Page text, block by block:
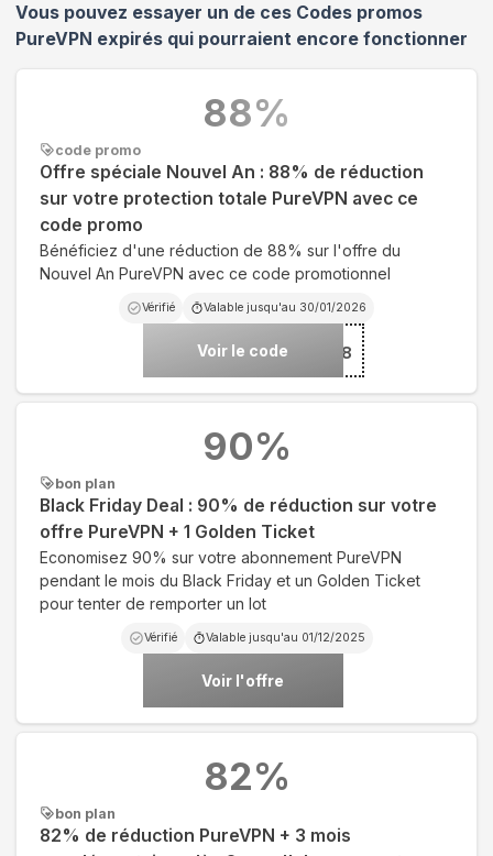
Vous pouvez essayer un de ces Codes promos
PureVPN expirés qui pourraient encore fonctionner
code promo
Offre spéciale Nouvel An : 88% de réduction
sur votre protection totale PureVPN avec ce
code promo
Bénéficiez d'une réduction de 88% sur l'offre du
Nouvel An PureVPN avec ce code promotionnel
Vérifié Valable jusqu'au 30/01/2026
Voir le code***YEAR88
88%
bon plan
Black Friday Deal : 90% de réduction sur votre
offre PureVPN + 1 Golden Ticket
Economisez 90% sur votre abonnement PureVPN
pendant le mois du Black Friday et un Golden Ticket
pour tenter de remporter un lot
Vérifié Valable jusqu'au 01/12/2025
Voir l'offre
90%
bon plan
82% de réduction PureVPN + 3 mois
82%